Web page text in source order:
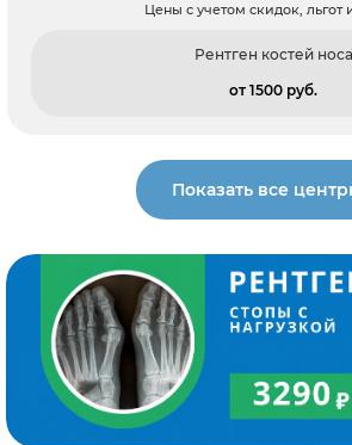
Цены с учетом скидок, льгот
Рентген костей носа
от 1500 pуб.
Показать все